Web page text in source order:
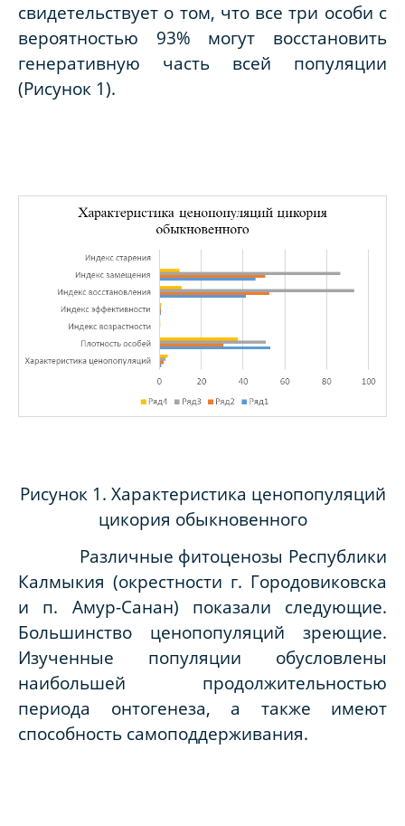
свидетельствует о том, что все три особи с
вероятностью 93% могут восстановить
генеративную часть всей популяции
(Рисунок 1).
Рисунок 1. Характеристика ценопопуляций
цикория обыкновенного
Различные фитоценозы Республики
Калмыкия (окрестности г. Городовиковска
и п. Амур-Санан) показали следующие.
Большинство ценопопуляций зреющие.
Изученные популяции обусловлены
наибольшей продолжительностью
периода онтогенеза, а также имеют
способность самоподдерживания.